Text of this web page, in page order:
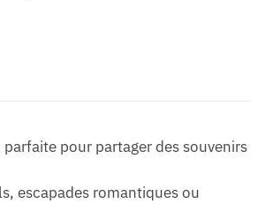
parfaite pour partager des souvenirs
escapades romantiques ou